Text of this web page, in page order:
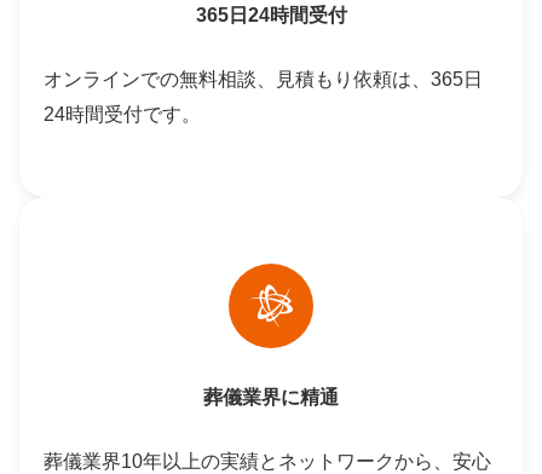
365日24時間受付
オンラインでの無料相談、見積もり依頼は、365日
24時間受付です。
葬儀業界に精通
葬儀業界10年以上の実績とネットワークから、安心